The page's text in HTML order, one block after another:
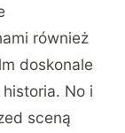
również
doskonale
No i
sceną